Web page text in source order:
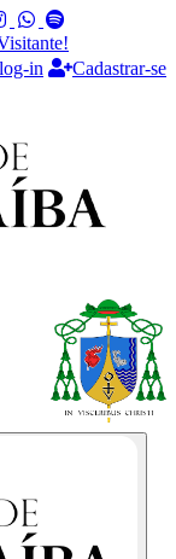
in
Cadastrar-se